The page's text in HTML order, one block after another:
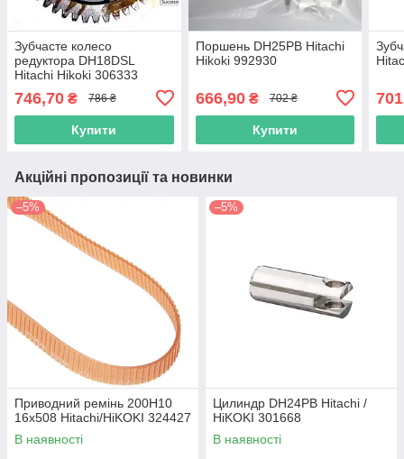
Зубчасте колесо
редуктора DH18DSL
Hitachi Hikoki 306333
746,70 ₴ 786 ₴
Купити
Поршень DH25PB Hitachi
Hikoki 992930
666,90₴ 702 ₴
Купити
Акційні пропозиції та новинки
–5%
Приводний ремінь 200Н10
16х508 Hitachi/HiKOKI 324427
В наявності
–5%
Цилиндр DH24PB Hitachi /
HiKOKI 301668
В наявності